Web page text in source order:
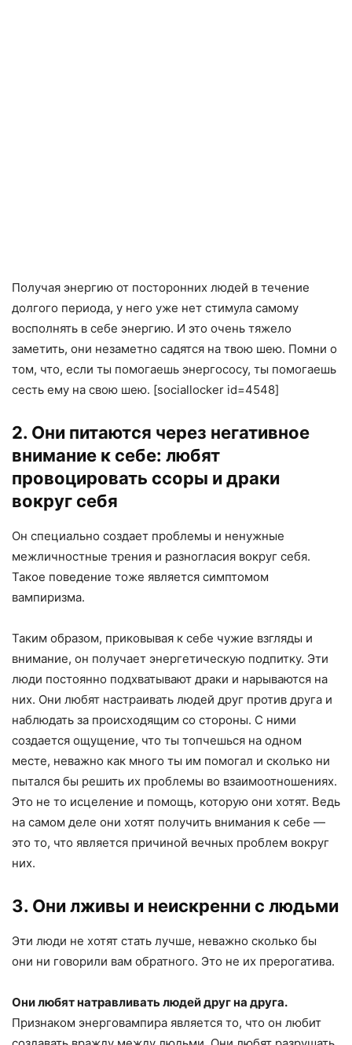
Получая энергию от посторонних людей в течение
долгого периода, у него уже нет стимула самому
восполнять в себе энергию. И это очень тяжело
заметить, они незаметно садятся на твою шею. Помни о
том, что, если ты помогаешь энергососу, ты помогаешь
сесть ему на свою шею. [sociallocker id=4548]
2. Они питаются через негативное
внимание к себе: любят
провоцировать ссоры и драки
вокруг себя
Он специально создает проблемы и ненужные
межличностные трения и разногласия вокруг себя.
Такое поведение тоже является симптомом
вампиризма.
Таким образом, приковывая к себе чужие взгляды и
внимание, он получает энергетическую подпитку. Эти
люди постоянно подхватывают драки и нарываются на
них. Они любят настраивать людей друг против друга и
наблюдать за происходящим со стороны. С ними
создается ощущение, что ты топчешься на одном
месте, неважно как много ты им помогал и сколько ни
пытался бы решить их проблемы во взаимоотношениях.
Это не то исцеление и помощь, которую они хотят. Ведь
на самом деле они хотят получить внимания к себе —
это то, что является причиной вечных проблем вокруг
них.
3. Они лживы и неискренни с людьми
Эти люди не хотят стать лучше, неважно сколько бы
они ни говорили вам обратного. Это не их прерогатива.
Они любят натравливать людей друг на друга.
Признаком энерговампира является то, что он любит